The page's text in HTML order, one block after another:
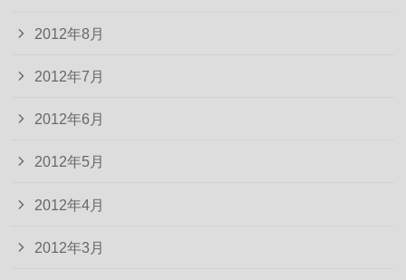
2012年8月
2012年7月
2012年6月
2012年5月
2012年4月
2012年3月